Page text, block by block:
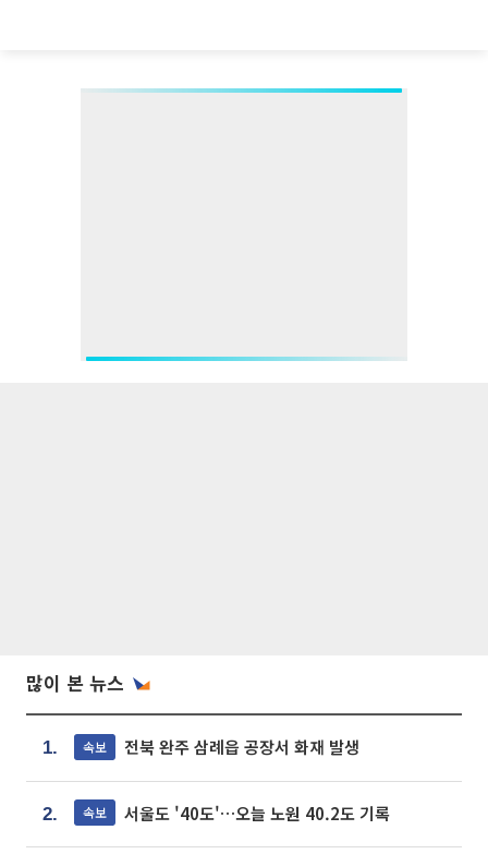
많이 본 뉴스
1. 속보 전북 완주 삼례읍 공장서 화재 발생
2. 속보 서울도 '40도'…오늘 노원 40.2도 기록